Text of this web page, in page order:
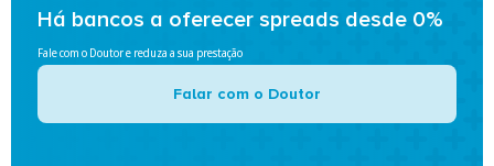
Há bancos a oferecer spreads desde 0%
Fale com o Doutor e reduza a sua prestação
Falar com o Doutor